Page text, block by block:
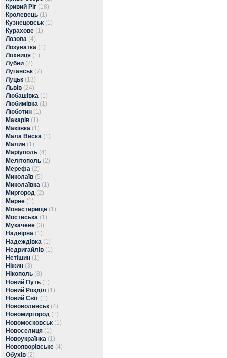
Кривий Ріг (18)
Кролевець (1)
Кузнецовськ (1)
Курахове (1)
Лозова (4)
Лозуватка (1)
Лохвиця (1)
Лубни (2)
Луганськ (7)
Луцьк (13)
Львів (24)
Любашівка (1)
Любимівка (1)
Люботин (1)
Макарів (1)
Макіївка (1)
Мала Виска (1)
Малин (1)
Маріуполь (4)
Мелітополь (2)
Мерефа (2)
Миколаїв (5)
Миколаївка (1)
Миргород (2)
Мирне (1)
Монастирище (1)
Мостиська (1)
Мукачеве (3)
Надвірна (1)
Надеждівка (1)
Недригайлів (1)
Нетішин (1)
Ніжин (3)
Нікополь (8)
Новий Путь (1)
Новий Розділ (1)
Новий Світ (1)
Нововолинськ (4)
Новомиргород (1)
Новомосковськ (1)
Новоселиця (1)
Новоукраїнка (1)
Новояворівське (4)
Обухів (2)